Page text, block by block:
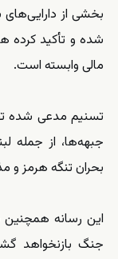
بخشی از
شده و تأکید کرده
مالی وابسته است.
تسنیم مدعی شده
جبهه‌ها، از جمله
بحران تنگه هرمز و
این رسانه
جنگ بازنخواهد